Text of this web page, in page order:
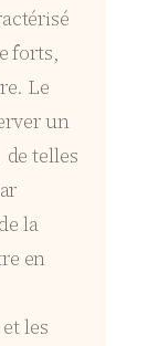
forts,
Le
un
telles
la
en
les